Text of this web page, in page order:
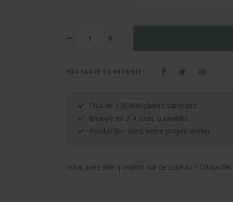
PARTAGER CE PRODUIT:
Plus de 120 000 clients satisfaits
Envoyé en 2-4 jours ouvrables
Production dans notre propre atelier
Vous avez une question sur ce cadeau ? Contacter